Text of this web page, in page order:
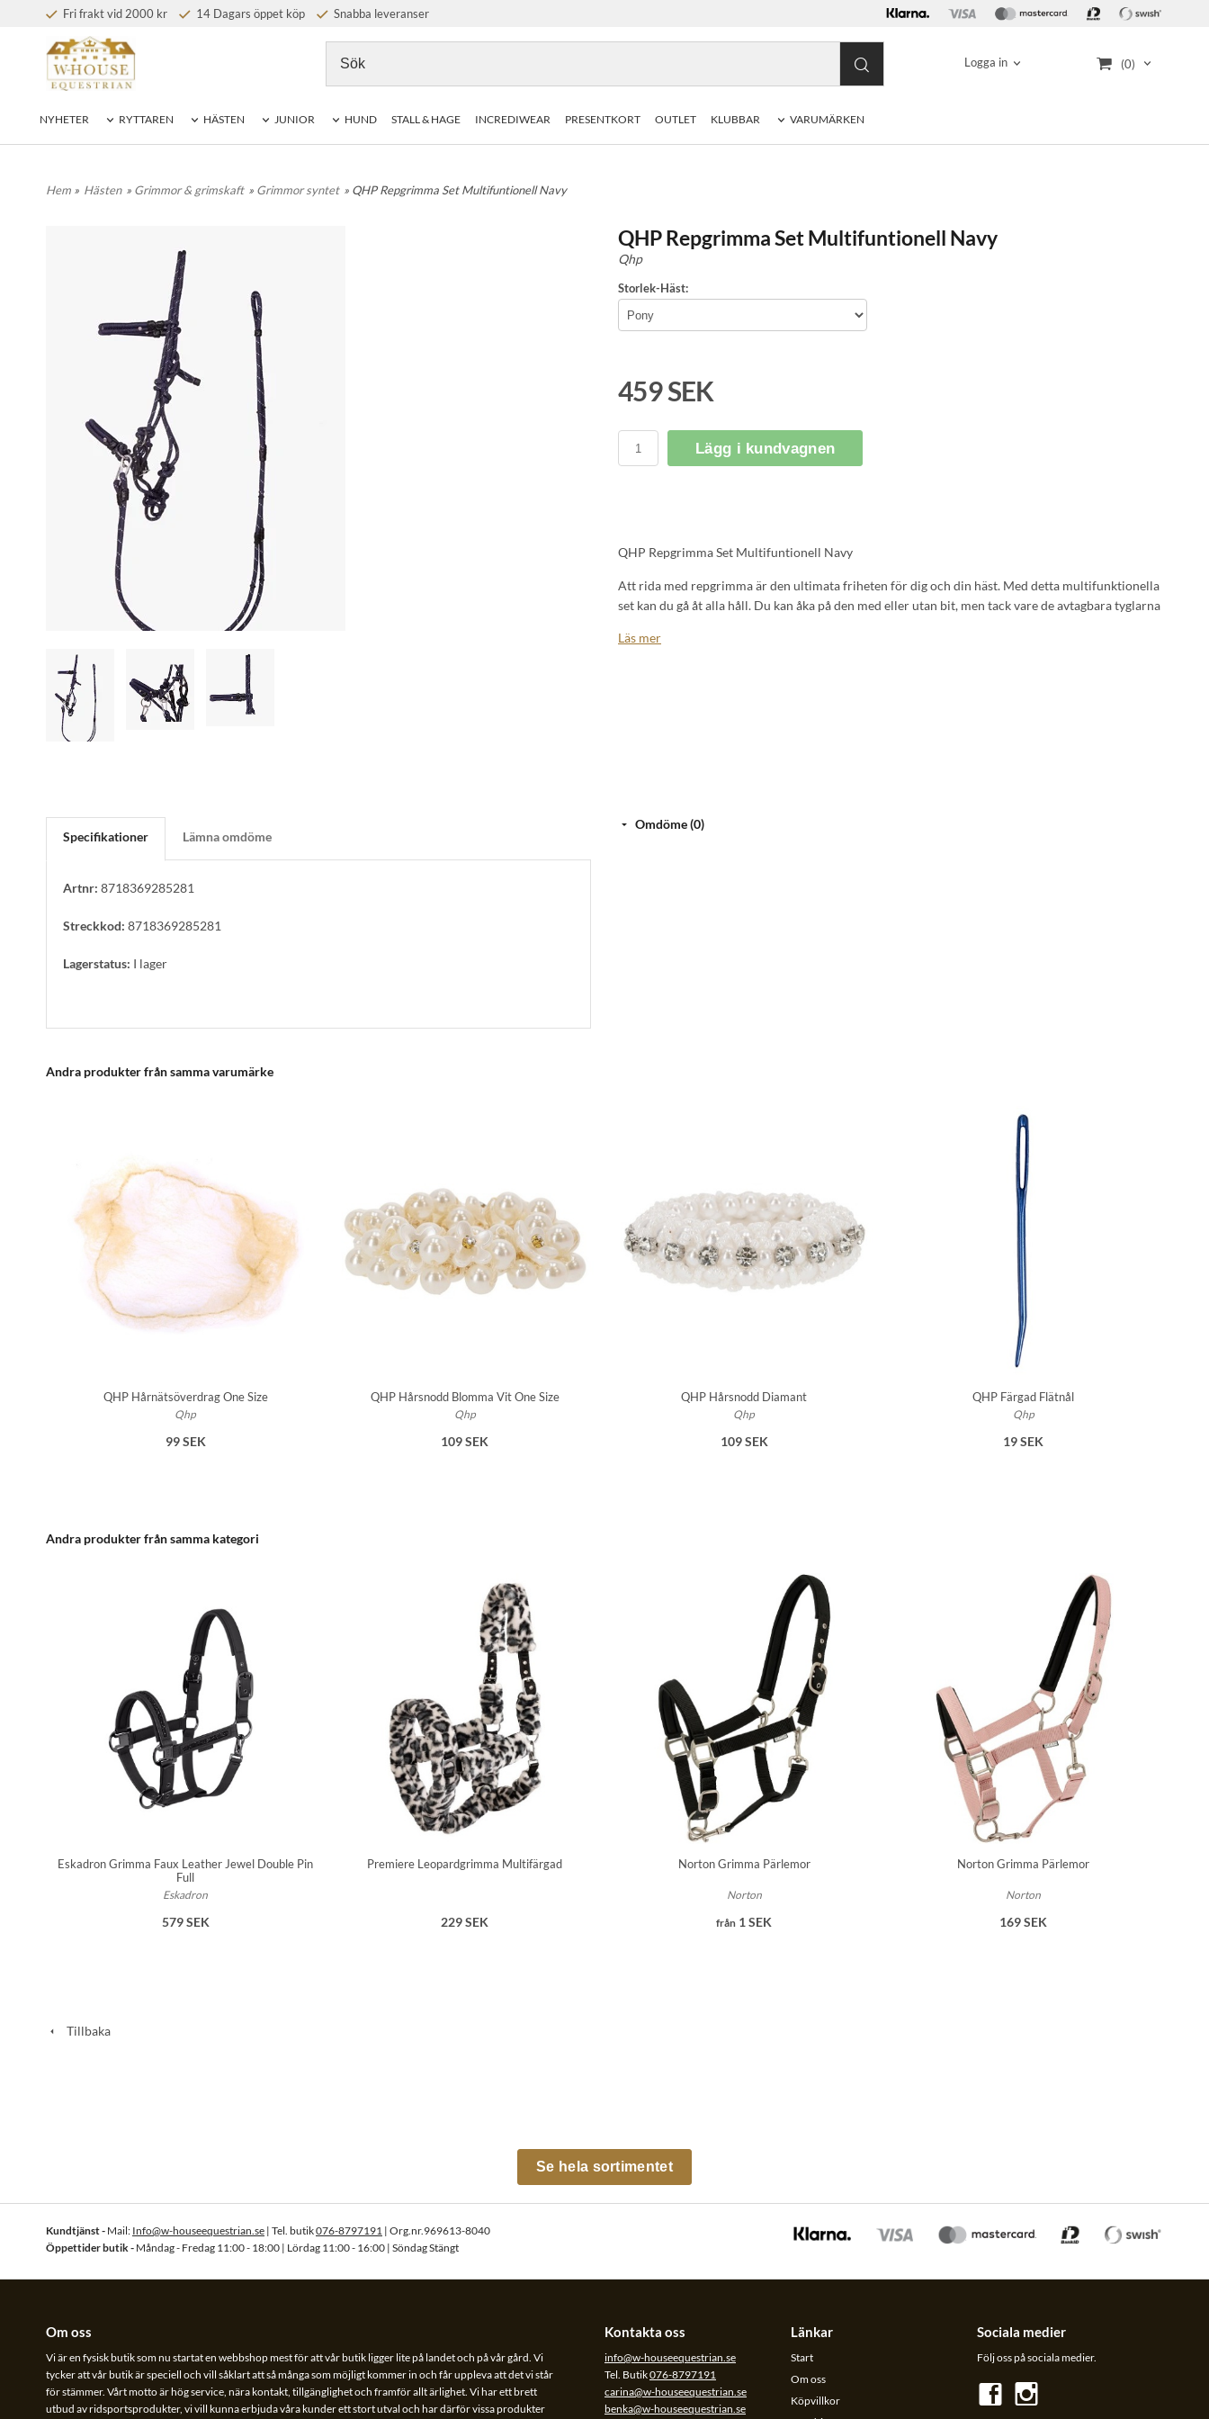
Fri frakt vid 2000 kr 14 Dagars öppet köp Snabba leveranser
Logga in (0)
NYHETER RYTTAREN HÄSTEN JUNIOR HUND STALL & HAGE INCREDIWEAR PRESENTKORT OUTLET KLUBBAR VARUMÄRKEN
Hem » Hästen » Grimmor & grimskaft » Grimmor syntet » QHP Repgrimma Set Multifuntionell Navy
QHP Repgrimma Set Multifuntionell Navy
Qhp
Storlek-Häst:
459 SEK
Lägg i kundvagnen
QHP Repgrimma Set Multifuntionell Navy
Att rida med repgrimma är den ultimata friheten för dig och din häst. Med detta multifunktionella
set kan du gå åt alla håll. Du kan åka på den med eller utan bit, men tack vare de avtagbara tyglarna
repgrimman är gjord av ett tjockt snöre med glittertråd vävd genom den.
Justerbart huvudstycke genom att byta knut
Läs mer
Specifikationer Lämna omdöme
Artnr: 8718369285281
Streckkod: 8718369285281
Lagerstatus: I lager
Omdöme (0)
Andra produkter från samma varumärke
QHP Hårnätsöverdrag One Size
Qhp
99 SEK
QHP Hårsnodd Blomma Vit One Size
Qhp
109 SEK
QHP Hårsnodd Diamant
Qhp
109 SEK
QHP Färgad Flätnål
Qhp
19 SEK
Andra produkter från samma kategori
Eskadron Grimma Faux Leather Jewel Double Pin
Full
Eskadron
579 SEK
Premiere Leopardgrimma Multifärgad
229 SEK
Norton Grimma Pärlemor
Norton
från 1 SEK
Norton Grimma Pärlemor
Norton
169 SEK
Tillbaka
Se hela sortimentet
Kundtjänst - Mail: Info@w-houseequestrian.se | Tel. butik076-8797191 | Org.nr.969613-8040
Öppettider butik - Måndag - Fredag 11:00 - 18:00 | Lördag 11:00 - 16:00 | Söndag Stängt
Om oss
Vi är en fysisk butik som nu startat en webbshop mest för att vår butik ligger lite på landet och på vår gård. Vi
tycker att vår butik är speciell och vill såklart att så många som möjligt kommer in och får uppleva att det vi står
för stämmer. Vårt motto är hög service, nära kontakt, tillgänglighet och framför allt ärlighet. Vi har ett brett
utbud av ridsportsprodukter, vi vill kunna erbjuda våra kunder ett stort utval och har därför vissa produkter
Kontakta oss
info@w-houseequestrian.se
Tel. Butik076-8797191
carina@w-houseequestrian.se
benka@w-houseequestrian.se
Länkar
Start
Om oss
Köpvillkor
Sociala medier
Följ oss på sociala medier.